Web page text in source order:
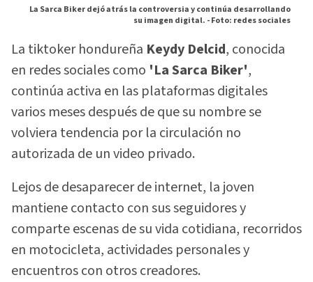
La Sarca Biker dejó atrás la controversia y continúa desarrollando
su imagen digital. -Foto: redes sociales
La tiktoker hondureña Keydy Delcid, conocida
en redes sociales como 'La Sarca Biker',
continúa activa en las plataformas digitales
varios meses después de que su nombre se
volviera tendencia por la circulación no
autorizada de un video privado.
Lejos de desaparecer de internet, la joven
mantiene contacto con sus seguidores y
comparte escenas de su vida cotidiana, recorridos
en motocicleta, actividades personales y
encuentros con otros creadores.